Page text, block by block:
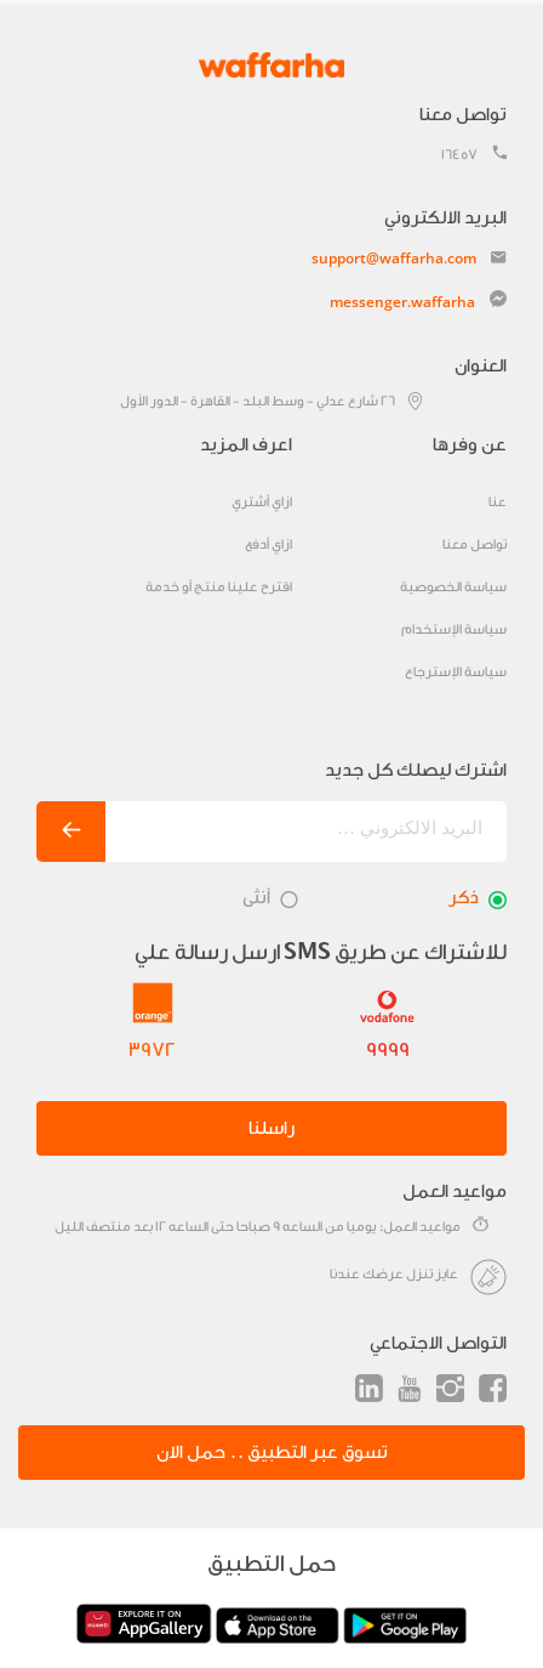
تواصل معنا
16457
البريد الالكتروني
support@waffarha.com
messenger.waffarha
العنوان
٢٦ شارع عدلي - وسط البلد - القاهرة - الدور الأول
عن وفرها
عنا
تواصل معنا
سياسة الخصوصية
سياسة الإستخدام
سياسة الإسترجاع
اعرف المزيد
ازاي أشتري
ازاي أدفع
اقترح علينا منتج أو خدمة
اشترك ليصلك كل جديد
ذكر أنثى
للاشتراك عن طريق SMS ارسل رسالة علي
9999
3972
راسلنا
مواعيد العمل
مواعيد العمل: يوميا من الساعه 9 صباحا حتى الساعه 12 بعد منتصف الليل
عايز تنزل عرضك عندنا
التواصل الاجتماعي
تسوق عبر التطبيق .. حمل الان
حمل التطبيق